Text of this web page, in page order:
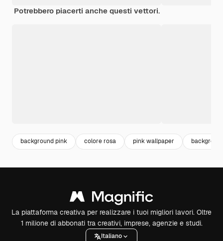
Potrebbero piacerti anche questi vettori.
background pink colore rosa pink wallpaper
La piattaforma creativa per realizzare i tuoi migliori lavori. Oltre
1 milione di abbonati tra creativi, imprese, agenzie e studi.
Italiano